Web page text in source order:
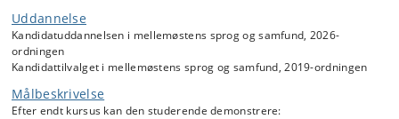
kildematerialer.
Undervisningen er struktureret omkring studiet af hhv. mediefaglig
teori og metode og af det aktuelle tema; og omkring den studerendes
indhentning og analyse af et kildemateriale på det studerede sprog.
Målet med kurset er at den studerende lærer at afgrænse et emne; at
placere emnet i en samfundsmæssig eller geopolitisk kontekst; at
Uddannelse
Kandidatuddannelsen i mellemøstens sprog og samfund, 2026-
ordningen
Kandidattilvalget i mellemøstens sprog og samfund, 2019-ordningen
Målbeskrivelse
Efter endt kursus kan den studerende demonstrere: